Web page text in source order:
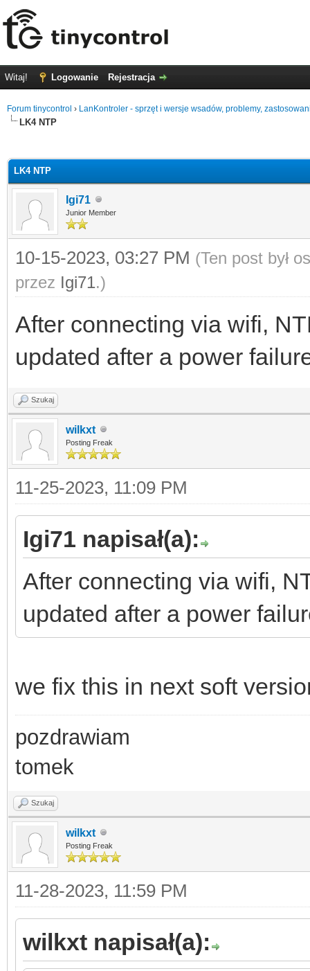
Witaj! Logowanie Rejestracja
Forum tinycontrol › LanKontroler - sprzęt i wersje wsadów, problemy,
LK4 NTP
LK4 NTP
Igi71
Junior Member
10-15-2023, 03:27 PM (Ten post był
przez Igi71.)
After connecting via wifi,
updated after a power
Szukaj
wilkxt
Posting Freak
11-25-2023, 11:09 PM
Igi71 napisał(a):
After connecting via wifi,
updated after a power
we fix this in next soft
pozdrawiam
tomek
Szukaj
wilkxt
Posting Freak
11-28-2023, 11:59 PM
wilkxt napisał(a):